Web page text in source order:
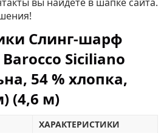
Слинг-шарф
Siciliano
54 % хлопка,
(4,6 м)
ХАРАКТЕРИСТИКИ